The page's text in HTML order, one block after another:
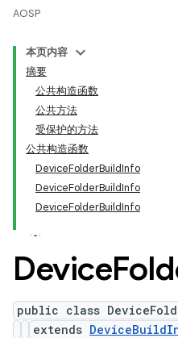
AOSP
本页内容
摘要
公共构造函数
公共方法
受保护的方法
公共构造函数
DeviceFolderBuildInfo
DeviceFolderBuildInfo
DeviceFolderBuildInfo
Device
public class
extends